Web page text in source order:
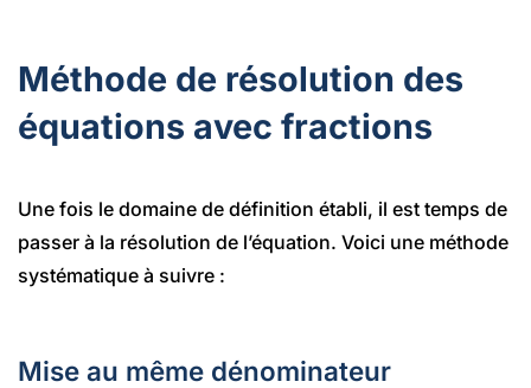
Méthode de résolution des
équations avec fractions
Une fois le domaine de définition établi, il est temps de
passer à la résolution de l’équation. Voici une méthode
systématique à suivre :
Mise au même dénominateur